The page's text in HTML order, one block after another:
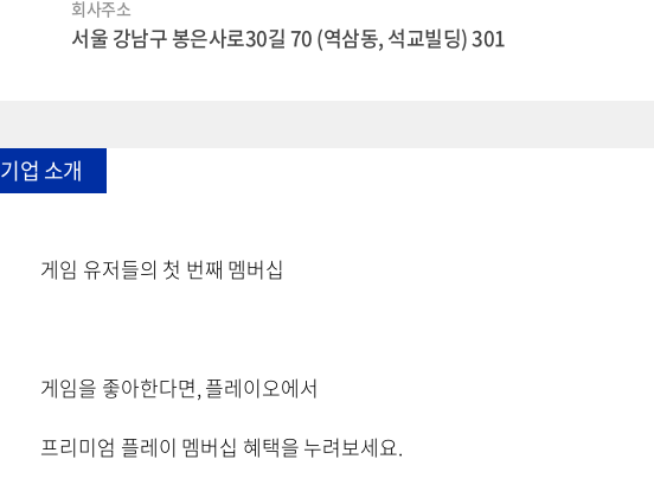
회사주소
서울 강남구 봉은사로30길 70 (역삼동, 석교빌딩) 301
기업 소개
게임 유저들의 첫 번째 멤버십
게임을 좋아한다면, 플레이오에서
프리미엄 플레이 멤버십 혜택을 누려보세요.